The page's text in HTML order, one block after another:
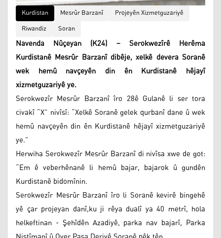
Kurdistan Mesrûr Barzanî
Projeyên Xizmetguzariyê
Riwandiz
Soran
Navenda Nûçeyan (K24) – Serokwezîrê Herêma
Kurdistanê Mesrûr Barzanî dibêje, xelkê devera Soranê
wek hemû navçeyên din ên Kurdistanê hêjayî
xizmetguzariyê ye.
Serokwezîr Mesrûr Barzanî îro 28ê Gulanê li ser tora
civakî “X” nivîsî: “Xelkê Soranê gelek qurbanî dane û wek
hemû navçeyên din ên Kurdistanê hêjayî xizmetguzariyê
ye.”
Herwiha Serokwezîr Mesrûr Barzanî di nivîsa xwe de got:
“Em ê veberhênanê li hemû bajar, bajarok û gundên
Kurdistanê bidomînin.
Serokwezîr Mesrûr Barzanî îro li Soranê kevirê bingehê
yê çar projeyan danî,ku ji rêya dualî ya 40 metrî, hola
helkeftinan - Şehîdên Azadiyê, parka nav bajarî, Parka